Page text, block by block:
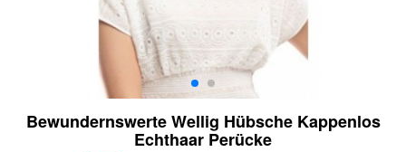
Bewundernswerte Wellig Hübsche Kappenlos
Echthaar Perücke